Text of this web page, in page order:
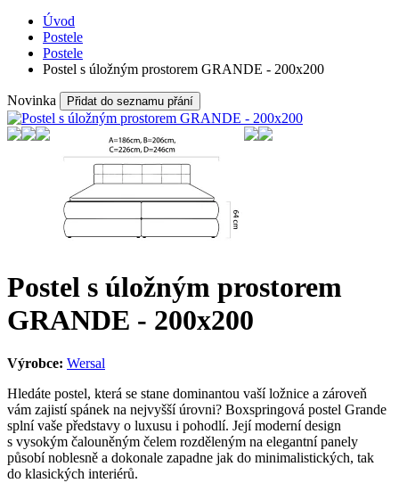
Úvod
Postele
Postele
Postel s úložným prostorem GRANDE - 200x200
Novinka Přidat do seznamu přání
Postel s úložným prostorem
GRANDE - 200x200
Výrobce: Wersal
Hledáte postel, která se stane dominantou vaší ložnice a zároveň
vám zajistí spánek na nejvyšší úrovni? Boxspringová postel Grande
splní vaše představy o luxusu i pohodlí. Její moderní design
s vysokým čalouněným čelem rozděleným na elegantní panely
působí noblesně a dokonale zapadne jak do minimalistických, tak
do klasických interiérů.